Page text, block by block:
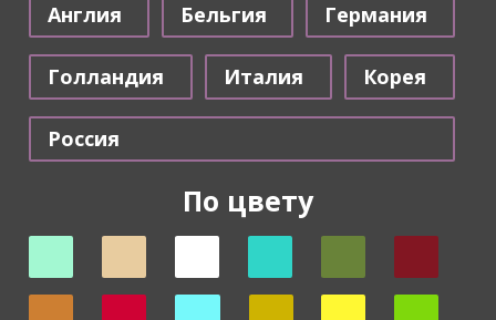
Англия Бельгия Германия
Голландия Италия Корея
Россия
По цвету